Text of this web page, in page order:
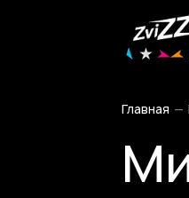
Главная